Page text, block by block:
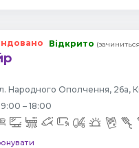
Відкрито
Народного Ополчення, 26а,
– 18:00